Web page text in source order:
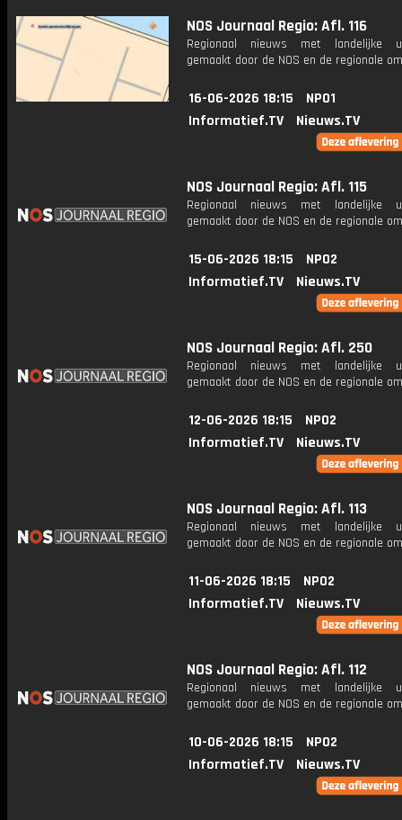
NOS Journaal Regio: Afl. 116
Regionaal nieuws met landelijke
gemaakt door de NOS en de regionale
16-06-2026 18:15
NPO1
Informatief.TV
Nieuws.TV
NOS Journaal Regio: Afl. 115
Regionaal nieuws met landelijke
gemaakt door de NOS en de regionale
15-06-2026 18:15
NPO2
Informatief.TV
Nieuws.TV
NOS Journaal Regio: Afl. 250
Regionaal nieuws met landelijke
gemaakt door de NOS en de regionale
12-06-2026 18:15
NPO2
Informatief.TV
Nieuws.TV
NOS Journaal Regio: Afl. 113
Regionaal nieuws met landelijke
gemaakt door de NOS en de regionale
11-06-2026 18:15
NPO2
Informatief.TV
Nieuws.TV
NOS Journaal Regio: Afl. 112
Regionaal nieuws met landelijke
gemaakt door de NOS en de regionale
10-06-2026 18:15
NPO2
Informatief.TV
Nieuws.TV